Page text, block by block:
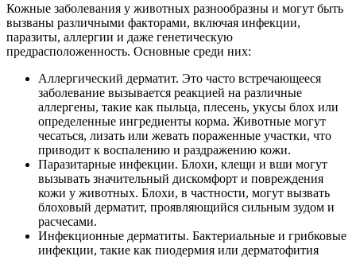
Кожные заболевания у животных разнообразны и могут быть
вызваны различными факторами, включая инфекции,
паразиты, аллергии и даже генетическую
предрасположенность. Основные среди них:
Аллергический дерматит. Это часто встречающееся
заболевание вызывается реакцией на различные
аллергены, такие как пыльца, плесень, укусы блох или
определенные ингредиенты корма. Животные могут
чесаться, лизать или жевать пораженные участки, что
приводит к воспалению и раздражению кожи.
Паразитарные инфекции. Блохи, клещи и вши могут
вызывать значительный дискомфорт и повреждения
кожи у животных. Блохи, в частности, могут вызвать
блоховый дерматит, проявляющийся сильным зудом и
расчесами.
Инфекционные дерматиты. Бактериальные и грибковые
инфекции, такие как пиодермия или дерматофития